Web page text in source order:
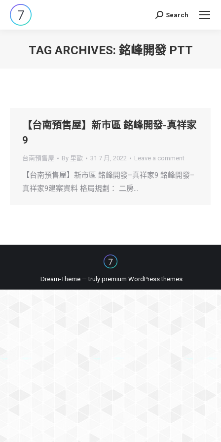
Search:
Search
TAG ARCHIVES: 銘峰開發 PTT
【台南預售屋】新市區 銘峰開發-真祥家
9
台南預售屋 By 里歐 31 7 月, 2022 Leave a comment
【台南預售屋】新市區 銘峰開發–真祥家9 銘峰開發–
真祥家9建案資料 格局規劃： 二房…
Dream-Theme — truly premium WordPress themes